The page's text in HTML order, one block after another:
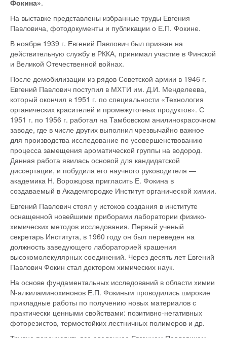
Фокина».
На выставке представлены избранные труды Евгения
Павловича, фотодокументы и публикации о Е.П. Фокине.
В ноябре 1939 г. Евгений Павлович был призван на
действительную службу в РККА, принимал участие в Финской
и Великой Отечественной войнах.
После демобилизации из рядов Советской армии в 1946 г.
Евгений Павлович поступил в МХТИ им. Д.И. Менделеева,
который окончил в 1951 г. по специальности «Технология
органических красителей и промежуточных продуктов». С
1951 г. по 1956 г. работал на Тамбовском анилинокрасочном
заводе, где в числе других выполнил чрезвычайно важное
для производства исследование по усовершенствованию
процесса замещения ароматической группы на водород.
Данная работа явилась основой для кандидатской
диссертации, и побудила его научного руководителя —
академика Н. Ворожцова пригласить Е. Фокина в
создаваемый в Академгородке Институт органической химии.
Евгений Павлович стоял у истоков создания в институте
оснащенной новейшими приборами лаборатории физико-
химических методов исследования. Первый ученый
секретарь Института, в 1960 году он был переведен на
должность заведующего лабораторией крашения
высокомолекулярных соединений. Через десять лет Евгений
Павлович Фокин стал доктором химических наук.
На основе фундаментальных исследований в области химии
N-алкиламинохинонов Е.П. Фокиным проводились широкие
прикладные работы по получению новых материалов с
практически ценными свойствами: позитивно-негативных
фоторезистов, термостойких лестничных полимеров и др.